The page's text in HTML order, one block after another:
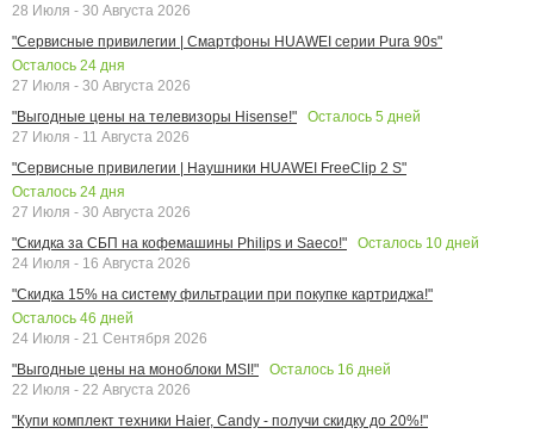
28 Июля - 30 Августа 2026
"Сервисные привилегии | Смартфоны HUAWEI серии Pura 90s"
Осталось 24 дня
27 Июля - 30 Августа 2026
"Выгодные цены на телевизоры Hisense!"
Осталось 5 дней
27 Июля - 11 Августа 2026
"Сервисные привилегии | Наушники HUAWEI FreeClip 2 S"
Осталось 24 дня
27 Июля - 30 Августа 2026
"Скидка за СБП на кофемашины Philips и Saeco!"
Осталось 10 дней
24 Июля - 16 Августа 2026
"Скидка 15% на систему фильтрации при покупке картриджа!"
Осталось 46 дней
24 Июля - 21 Сентября 2026
"Выгодные цены на моноблоки MSI!"
Осталось 16 дней
22 Июля - 22 Августа 2026
"Купи комплект техники Haier, Candy - получи скидку до 20%!"